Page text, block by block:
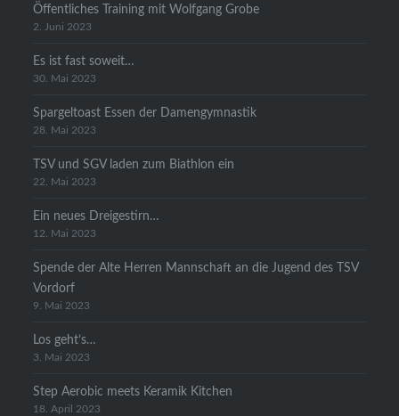
Öffentliches Training mit Wolfgang Grobe
2. Juni 2023
Es ist fast soweit…
30. Mai 2023
Spargeltoast Essen der Damengymnastik
28. Mai 2023
TSV und SGV laden zum Biathlon ein
22. Mai 2023
Ein neues Dreigestirn…
12. Mai 2023
Spende der Alte Herren Mannschaft an die Jugend des TSV
Vordorf
9. Mai 2023
Los geht’s…
3. Mai 2023
Step Aerobic meets Keramik Kitchen
18. April 2023